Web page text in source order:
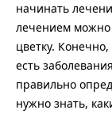
начинать
лечением
цветку.
есть
правильно
нужно знать,